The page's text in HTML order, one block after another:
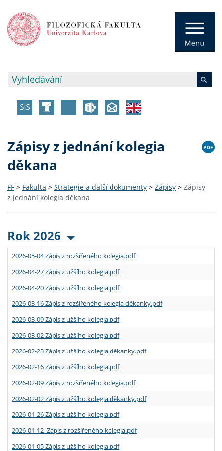
Zápisy z jednání kolegia
děkana
FF > Fakulta > Strategie a další dokumenty > Zápisy > Zápisy
z jednání kolegia děkana
Rok 2026
2026-05-04 Zápis z rozšířeného kolegia.pdf
2026-04-27 Zápis z užšího kolegia.pdf
2026-04-20 Zápis z užšího kolegia.pdf
2026-03-16 Zápis z rozšířeného kolegia děkanky.pdf
2026-03-09 Zápis z užšího kolegia.pdf
2026-03-02 Zápis z užšího kolegia.pdf
2026-02-23 Zápis z užšího kolegia děkanky.pdf
2026-02-16 Zápis z užšího kolegia.pdf
2026-02-09 Zápis z rozšířeného kolegia.pdf
2026-02-02 Zápis z užšího kolegia děkanky.pdf
2026-01-26 Zápis z užšího kolegia.pdf
2026-01-12 Zápis z rozšířeného kolegia.pdf
2026-01-05 Zápis z užšího kolegia.pdf